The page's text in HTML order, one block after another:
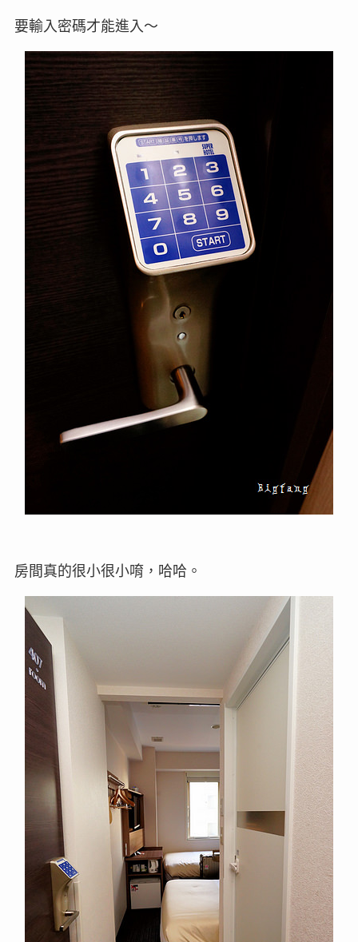
要輸入密碼才能進入～
房間真的很小很小唷，哈哈。